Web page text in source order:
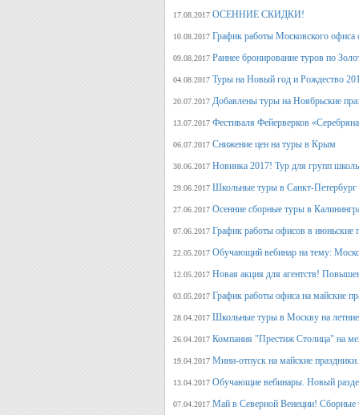
17.08.2017 ОСЕННИЕ СКИДКИ!
10.08.2017 График работы Московского офиса
09.08.2017 Раннее бронирование туров по
04.08.2017 Туры на Новый год и Рождество
20.07.2017 Добавлены туры на Ноябрьские
13.07.2017 Фестиваля Фейерверков
06.07.2017 Снижение цен на туры в Крым
30.06.2017 Новинка 2017! Тур для групп
29.06.2017 Школьные туры в Санкт-Петербург
27.06.2017 Осенние сборные туры в
07.06.2017 График работы офисов в июньские
22.05.2017 Обучающий вебинар на тему:
12.05.2017 Новая акция для агентств!
03.05.2017 График работы офиса на майские
28.04.2017 Школьные туры в Москву на
26.04.2017 Компания "Престиж Столица" на
19.04.2017 Мини-отпуск на майские
13.04.2017 Обучающие вебинары. Новый
07.04.2017 Май в Северной Венеции! Сборные